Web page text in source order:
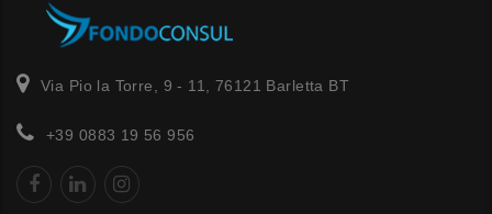
Via Pio la Torre, 9 - 11, 76121 Barletta BT
+39 0883 19 56 956